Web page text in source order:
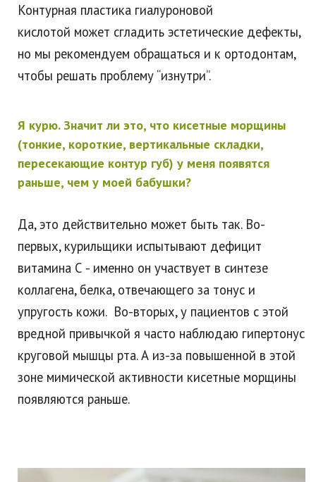
Контурная пластика гиалуроновой
кислотой может сгладить эстетические дефекты,
но мы рекомендуем обращаться и к ортодонтам,
чтобы решать проблему “изнутри”.
Я курю. Значит ли это, что кисетные морщины
(тонкие, короткие, вертикальные складки,
пересекающие контур губ) у меня появятся
раньше, чем у моей бабушки?
Да, это действительно может быть так. Во-
первых, курильщики испытывают дефицит
витамина С - именно он участвует в синтезе
коллагена, белка, отвечающего за тонус и
упругость кожи. Во-вторых, у пациентов с этой
вредной привычкой я часто наблюдаю гипертонус
круговой мышцы рта. А из-за повышенной в этой
зоне мимической активности кисетные морщины
появляются раньше.